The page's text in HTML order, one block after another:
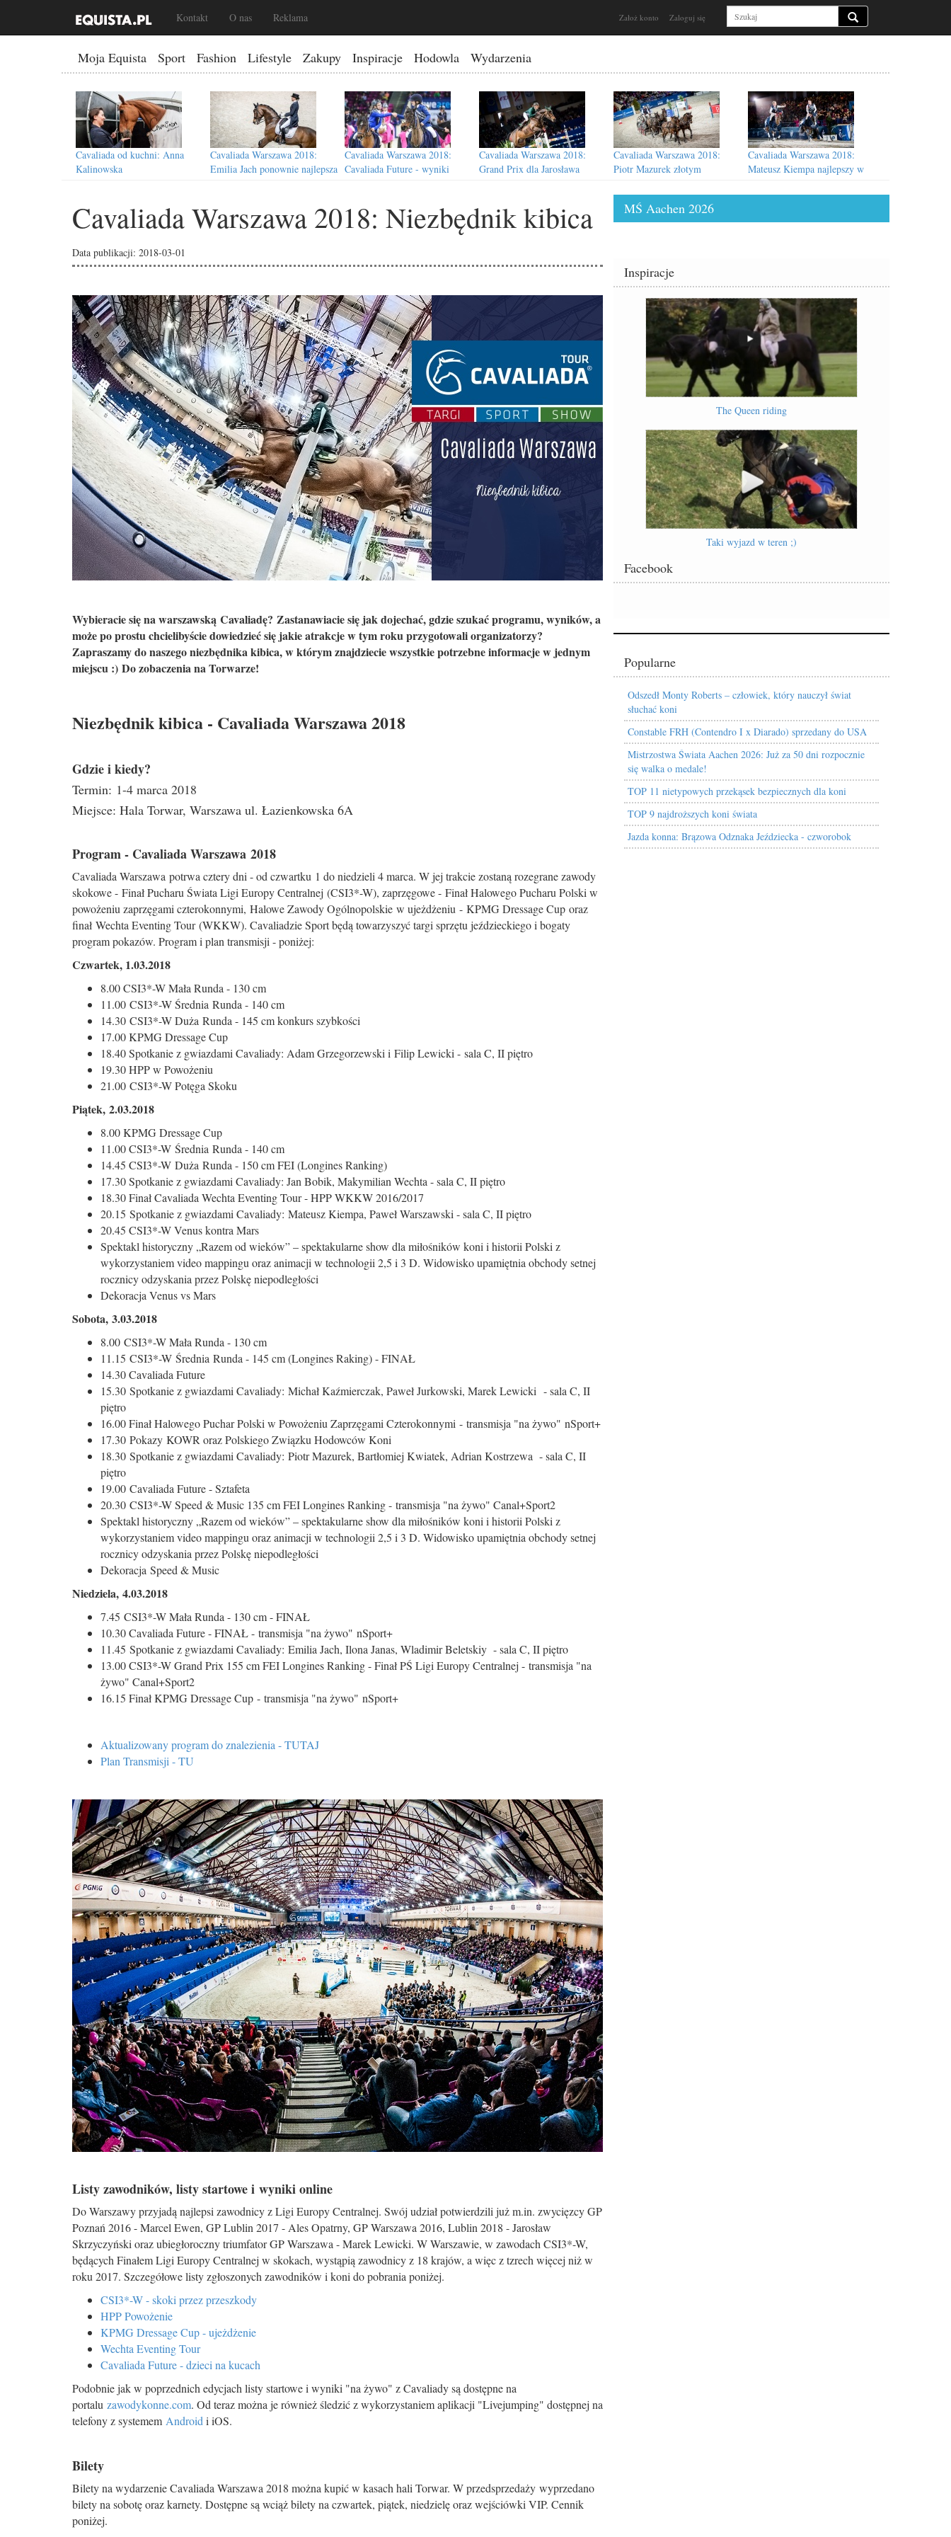
Kontakt O nas Reklama Założ konto Zaloguj się
Moja Equista Sport Fashion Lifestyle Zakupy Inspiracje Hodowla Wydarzenia
Cavaliada od kuchni: Anna
Kalinowska
Cavaliada Warszawa 2018:
Emilia Jach ponownie najlepsza
Cavaliada Warszawa 2018:
Cavaliada Future - wyniki
Cavaliada Warszawa 2018:
Grand Prix dla Jarosława
Cavaliada Warszawa 2018:
Piotr Mazurek złotym
Cavaliada Warszawa 2018:
Mateusz Kiempa najlepszy w
2017/2018!
Cavaliada Warszawa 2018:
Cavaliada Warszawa 2018: Niezbędnik kibica
Data publikacji: 2018-03-01
Wybieracie się na warszawską Cavaliadę? Zastanawiacie się jak dojechać, gdzie szukać programu, wyników, a
może po prostu chcielibyście dowiedzieć się jakie atrakcje w tym roku przygotowali organizatorzy?
Zapraszamy do naszego niezbędnika kibica, w którym znajdziecie wszystkie potrzebne informacje w jednym
miejscu :) Do zobaczenia na Torwarze!
Niezbędnik kibica - Cavaliada Warszawa 2018
Gdzie i kiedy?
Termin: 1-4 marca 2018
Miejsce: Hala Torwar, Warszawa ul. Łazienkowska 6A
Program - Cavaliada Warszawa 2018
Cavaliada Warszawa potrwa cztery dni - od czwartku 1 do niedzieli 4 marca. W jej trakcie zostaną rozegrane zawody
skokowe - Finał Pucharu Świata Ligi Europy Centralnej (CSI3*-W), zaprzęgowe - Finał Halowego Pucharu Polski w
powożeniu zaprzęgami czterokonnymi, Halowe Zawody Ogólnopolskie w ujeżdżeniu - KPMG Dressage Cup oraz
finał Wechta Eventing Tour (WKKW). Cavaliadzie Sport będą towarzyszyć targi sprzętu jeździeckiego i bogaty
program pokazów. Program i plan transmisji - poniżej:
Czwartek, 1.03.2018
8.00 CSI3*-W Mała Runda - 130 cm
11.00 CSI3*-W Średnia Runda - 140 cm
14.30 CSI3*-W Duża Runda - 145 cm konkurs szybkości
17.00 KPMG Dressage Cup
18.40 Spotkanie z gwiazdami Cavaliady: Adam Grzegorzewski i Filip Lewicki - sala C, II piętro
19.30 HPP w Powożeniu
21.00 CSI3*-W Potęga Skoku
Piątek, 2.03.2018
8.00 KPMG Dressage Cup
11.00 CSI3*-W Średnia Runda - 140 cm
14.45 CSI3*-W Duża Runda - 150 cm FEI (Longines Ranking)
17.30 Spotkanie z gwiazdami Cavaliady: Jan Bobik, Makymilian Wechta - sala C, II piętro
18.30 Finał Cavaliada Wechta Eventing Tour - HPP WKKW 2016/2017
20.15 Spotkanie z gwiazdami Cavaliady: Mateusz Kiempa, Paweł Warszawski - sala C, II piętro
20.45 CSI3*-W Venus kontra Mars
Spektakl historyczny „Razem od wieków” – spektakularne show dla miłośników koni i historii Polski z
wykorzystaniem video mappingu oraz animacji w technologii 2,5 i 3 D. Widowisko upamiętnia obchody setnej
rocznicy odzyskania przez Polskę niepodległości
Dekoracja Venus vs Mars
Sobota, 3.03.2018
8.00 CSI3*-W Mała Runda - 130 cm
11.15 CSI3*-W Średnia Runda - 145 cm (Longines Raking) - FINAŁ
14.30 Cavaliada Future
15.30 Spotkanie z gwiazdami Cavaliady: Michał Kaźmierczak, Paweł Jurkowski, Marek Lewicki - sala C, II
piętro
16.00 Finał Halowego Puchar Polski w Powożeniu Zaprzęgami Czterokonnymi - transmisja "na żywo" nSport+
17.30 Pokazy KOWR oraz Polskiego Związku Hodowców Koni
18.30 Spotkanie z gwiazdami Cavaliady: Piotr Mazurek, Bartłomiej Kwiatek, Adrian Kostrzewa - sala C, II
piętro
19.00 Cavaliada Future - Sztafeta
20.30 CSI3*-W Speed & Music 135 cm FEI Longines Ranking - transmisja "na żywo" Canal+Sport2
Spektakl historyczny „Razem od wieków” – spektakularne show dla miłośników koni i historii Polski z
wykorzystaniem video mappingu oraz animacji w technologii 2,5 i 3 D. Widowisko upamiętnia obchody setnej
rocznicy odzyskania przez Polskę niepodległości
Dekoracja Speed & Music
Niedziela, 4.03.2018
7.45 CSI3*-W Mała Runda - 130 cm - FINAŁ
10.30 Cavaliada Future - FINAŁ - transmisja "na żywo" nSport+
11.45 Spotkanie z gwiazdami Cavaliady: Emilia Jach, Ilona Janas, Wladimir Beletskiy - sala C, II piętro
13.00 CSI3*-W Grand Prix 155 cm FEI Longines Ranking - Finał PŚ Ligi Europy Centralnej - transmisja "na
żywo" Canal+Sport2
16.15 Finał KPMG Dressage Cup - transmisja "na żywo" nSport+
Aktualizowany program do znalezienia - TUTAJ
Plan Transmisji - TU
Listy zawodników, listy startowe i wyniki online
Do Warszawy przyjadą najlepsi zawodnicy z Ligi Europy Centralnej. Swój udział potwierdzili już m.in. zwycięzcy GP
Poznań 2016 - Marcel Ewen, GP Lublin 2017 - Ales Opatrny, GP Warszawa 2016, Lublin 2018 - Jarosław
Skrzyczyński oraz ubiegłoroczny triumfator GP Warszawa - Marek Lewicki. W Warszawie, w zawodach CSI3*-W,
będących Finałem Ligi Europy Centralnej w skokach, wystąpią zawodnicy z 18 krajów, a więc z tzrech więcej niż w
roku 2017. Szczegółowe listy zgłoszonych zawodników i koni do pobrania poniżej.
CSI3*-W - skoki przez przeszkody
HPP Powożenie
KPMG Dressage Cup - ujeżdżenie
Wechta Eventing Tour
Cavaliada Future - dzieci na kucach
Podobnie jak w poprzednich edycjach listy startowe i wyniki "na żywo" z Cavaliady są dostępne na
portalu zawodykonne.com. Od teraz można je również śledzić z wykorzystaniem aplikacji "Livejumping" dostępnej na
telefony z systemem Android i iOS.
Bilety
Bilety na wydarzenie Cavaliada Warszawa 2018 można kupić w kasach hali Torwar. W przedsprzedaży wyprzedano
bilety na sobotę oraz karnety. Dostępne są wciąż bilety na czwartek, piątek, niedzielę oraz wejściówki VIP. Cennik
poniżej.
MŚ Aachen 2026
Inspiracje
The Queen riding
Taki wyjazd w teren ;)
Facebook
Popularne
Odszedł Monty Roberts – człowiek, który nauczył świat
słuchać koni
Constable FRH (Contendro I x Diarado) sprzedany do USA
Mistrzostwa Świata Aachen 2026: Już za 50 dni rozpocznie
się walka o medale!
TOP 11 nietypowych przekąsek bezpiecznych dla koni
TOP 9 najdroższych koni świata
Jazda konna: Brązowa Odznaka Jeździecka - czworobok